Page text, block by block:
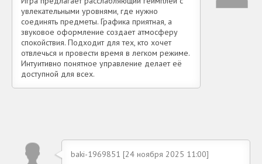
увлекательными уровнями, где нужно
соединять предметы. Графика приятная, а
звуковое оформление создает атмосферу
спокойствия. Подходит для тех, кто хочет
отвлечься и провести время в легком режиме.
Интуитивно понятное управление делает её
доступной для всех.
baki-1969851 [24 ноября 2025 11:00]